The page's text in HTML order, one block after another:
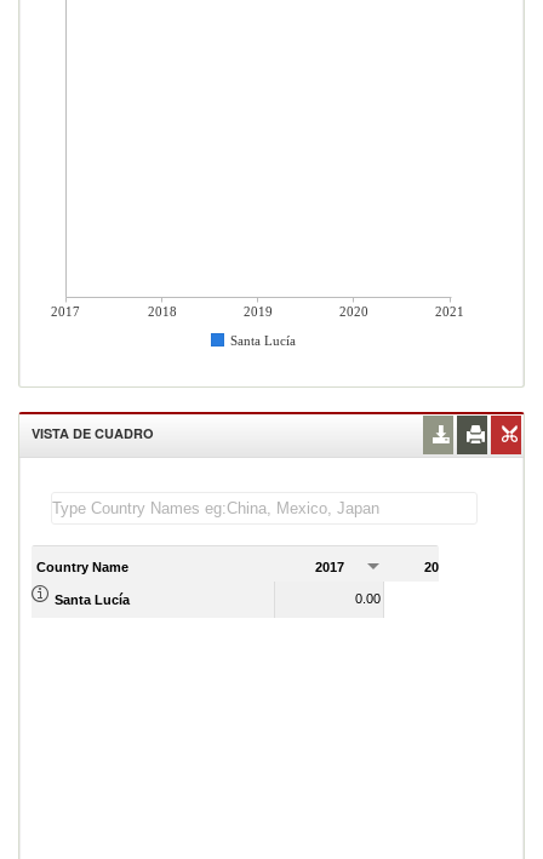
2017 2018 2019 2020
2021
Santa Lucía
VISTA DE CUADRO
Country Name 2017 2018
Santa Lucía 0.00